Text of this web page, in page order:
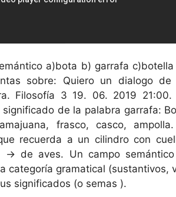
a)bota b) garrafa
sobre: Quiero un dialogo
Filosofía 3 19. 06. 2019 21:00.
de la palabra garrafa:
frasco, casco,
recuerda a un cilindro con
→ de aves. Un campo
categoría gramatical (sustantivos,
significados (o semas ).